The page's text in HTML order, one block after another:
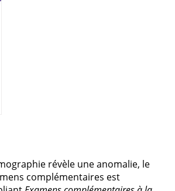
révèle une anomalie, le
complémentaires est